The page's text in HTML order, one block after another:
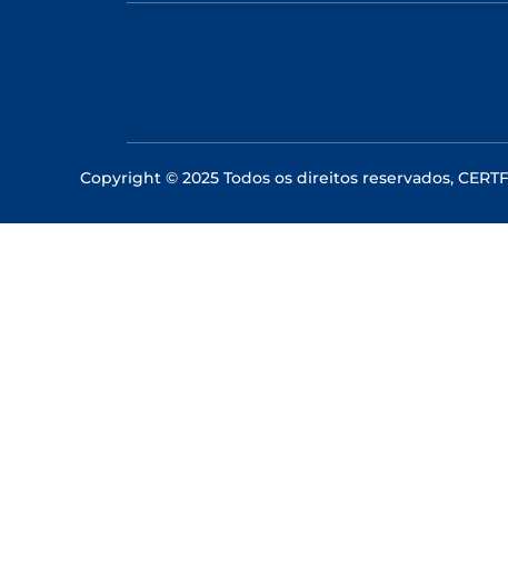
Copyright © 2025 Todos os direitos reservados,